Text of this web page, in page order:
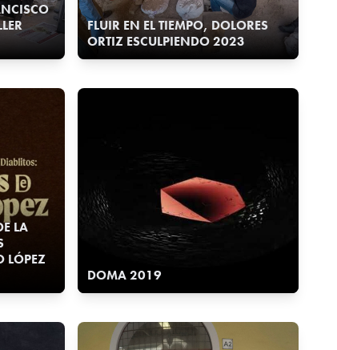
FLUIR EN EL TIEMPO, DOLORES
ORTIZ ESCULPIENDO 2023
LA
LÓPEZ
DOMA 2019